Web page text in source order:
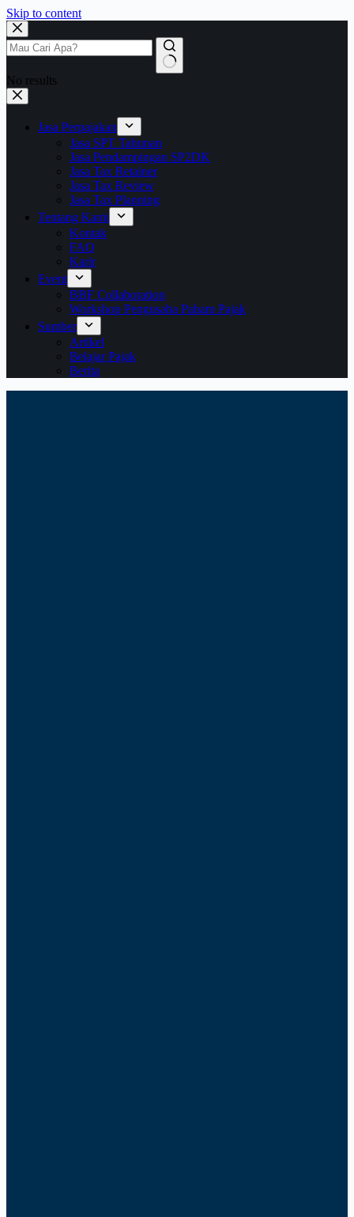
Skip to content
No results
Jasa Perpajakan
Jasa SPT Tahunan
Jasa Pendampingan SP2DK
Jasa Tax Retainer
Jasa Tax Review
Jasa Tax Planning
Tentang Kami
Kontak
FAQ
Karir
Event
BBF Collaboration
Workshop Pengusaha Paham Pajak
Sumber
Artikel
Belajar Pajak
Berita